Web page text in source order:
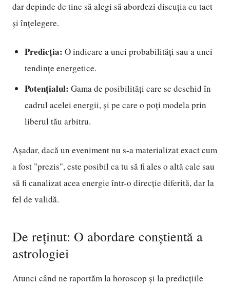
dar depinde de tine să alegi să abordezi discuția cu tact
și înțelegere.
Predicția: O indicare a unei probabilități sau a unei
tendințe energetice.
Potențialul: Gama de posibilități care se deschid în
cadrul acelei energii, și pe care o poți modela prin
liberul tău arbitru.
Așadar, dacă un eveniment nu s-a materializat exact cum
a fost "prezis", este posibil ca tu să fi ales o altă cale sau
să fi canalizat acea energie într-o direcție diferită, dar la
fel de validă.
De reținut: O abordare conștientă a
astrologiei
Atunci când ne raportăm la horoscop și la predicțiile